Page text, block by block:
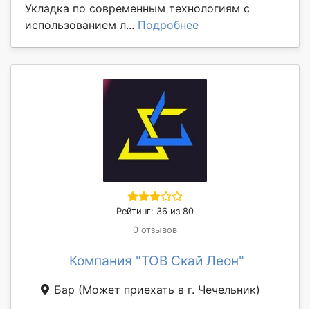
Укладка по современным технологиям с
использованием л... Подробнее
Рейтинг: 36 из 80
0 отзывов
Компания "ТОВ Скай Леон"
Бар (Может приехать в г. Чечельник)